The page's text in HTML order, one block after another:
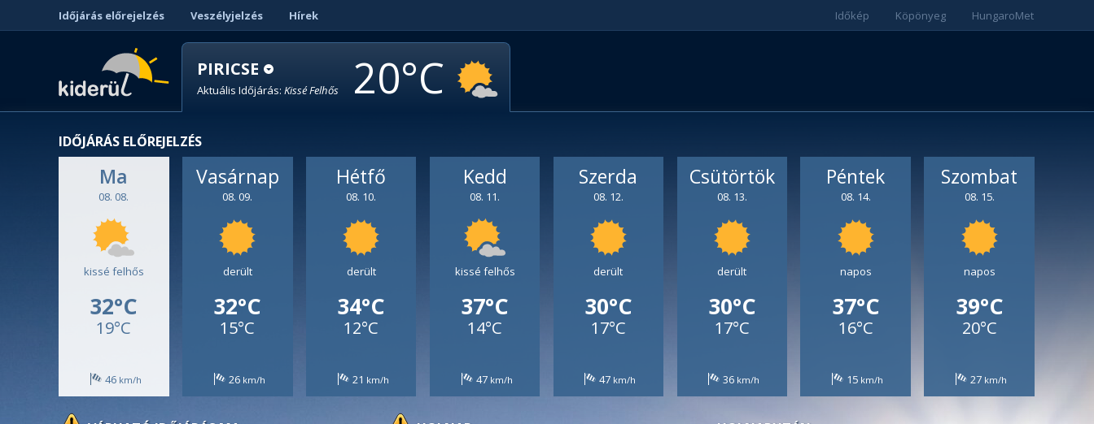
Időjárás előrejelzés Veszélyjelzés Hírek HungaroMet
Köpönyeg
Időkép
PIRICSE
Aktuális Időjárás: Kissé Felhős 20
IDŐJÁRÁS ELŐREJELZÉS
Ma
08. 08.
kissé felhős
32°C
19°C
46
Vasárnap
08. 09.
derült
32°C
15°C
26
Hétfő
08. 10.
derült
34°C
12°C
21
Kedd
08. 11.
kissé felhős
37°C
14°C
47
Szerda
08. 12.
derült
30°C
17°C
47
Csütörtök
08. 13.
derült
30°C
17°C
36
Péntek
08. 14.
napos
37°C
16°C
15
Szombat
08. 15.
napos
39°C
20°C
27